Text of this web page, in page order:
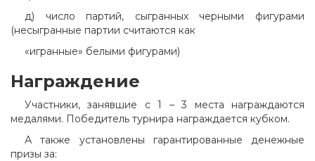
д) число партий, сыгранных черными фигурами
(несыгранные партии считаются как
«игранные» белыми фигурами)
Награждение
Участники, занявшие с 1 – 3 места награждаются
медалями. Победитель турнира награждается кубком.
А также установлены гарантированные денежные
призы за: